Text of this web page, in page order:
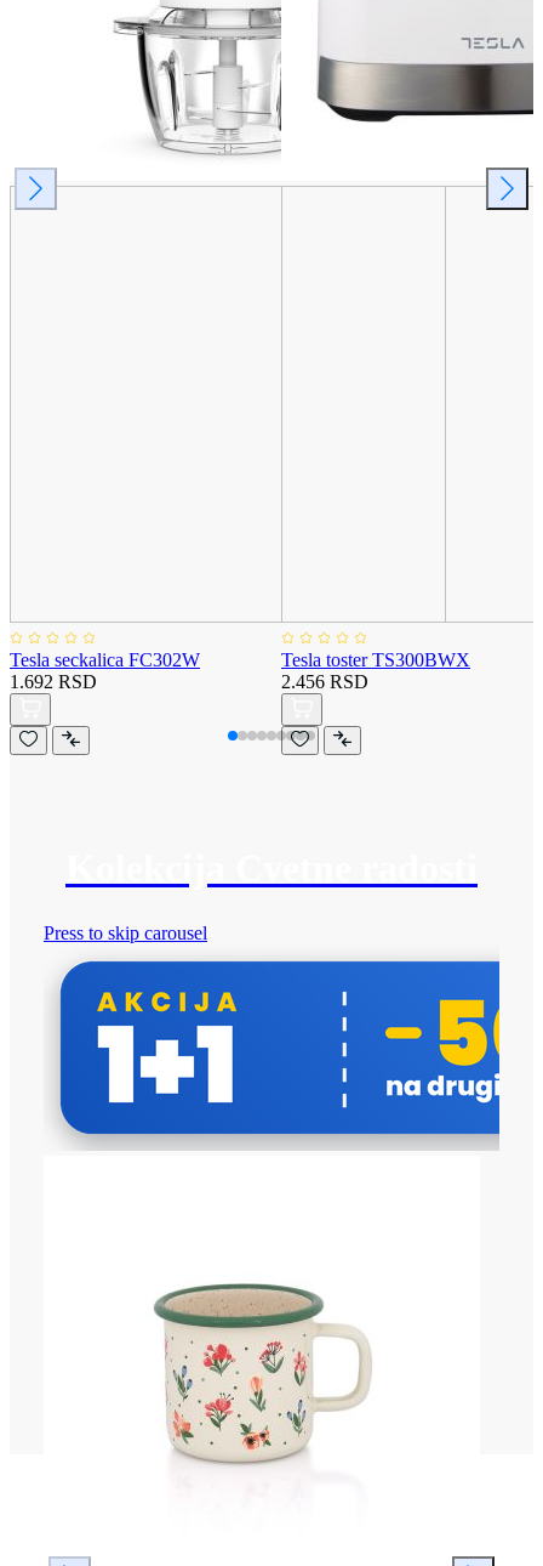
Tesla seckalica FC302W
1.692 RSD
Tesla toster TS300BWX
2.456 RSD
Press to skip carousel